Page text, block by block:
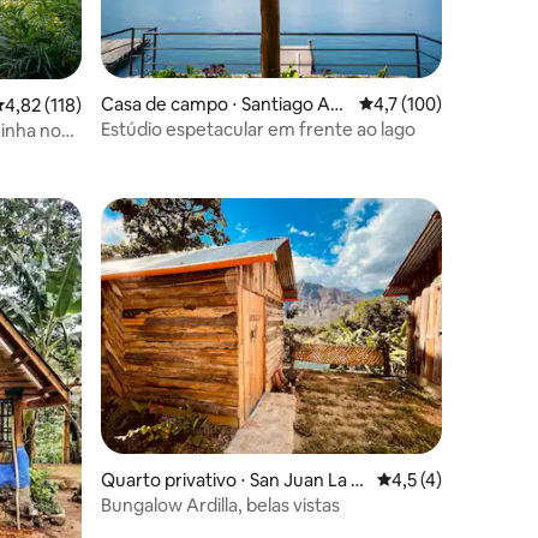
de uma avaliação média de 5, 118 avaliações
4,82 (118)
no
Casa de campo ⋅ Santiago Atit
lán
4,7 de uma avaliação
4,7 (100)
Estúdio espetacular em frente ao lago
Quarto privativo ⋅ San Juan La L
aguna
4,5 de uma
4,5 (4)
Bungalow Ardilla, belas vistas